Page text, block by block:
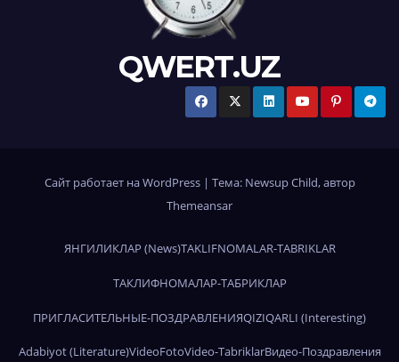
QWERT.UZ
Сайт работает на WordPress | Тема: Newsup Child, автор
Themeansar
ЯНГИЛИКЛАР (News)TAKLIFNOMALAR-TABRIKLAR
ТАКЛИФНОМАЛАР-ТАБРИКЛАР
ПРИГЛАСИТЕЛЬНЫЕ-ПОЗДРАВЛЕНИЯQIZIQARLI (Interesting)
Adabiyot (Literature)VideoFotoVideo-TabriklarВидео-Поздравления